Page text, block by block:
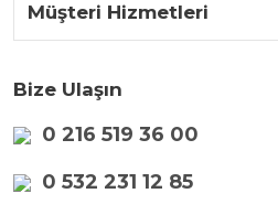
Müşteri Hizmetleri
Bize Ulaşın
0 216 519 36 00
0 532 231 12 85